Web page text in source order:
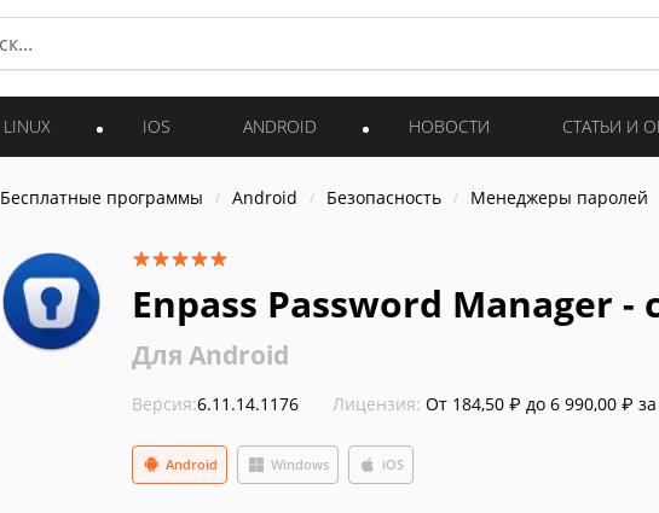
LINUX IOS ANDROID НОВОСТИ СТАТЬИ И
Бесплатные программы Android Безопасность Менеджеры паролей
Enpass Password Manager
Для Android
Версия:6.11.14.1176 Лицензия: От 184,50 ₽ до 6 990,00 ₽
Windows
Android iOS